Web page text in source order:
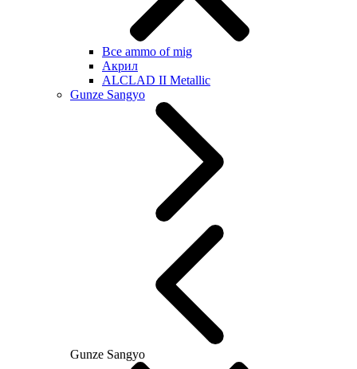
Все ammo of mig
Акрил
ALCLAD II Metallic
Gunze Sangyo
Gunze Sangyo